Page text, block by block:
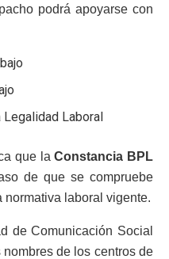
podrá apoyarse con
Legalidad Laboral
que laConstancia BPL
de que se compruebe
laboral vigente.
de Comunicación Social
de los centros de